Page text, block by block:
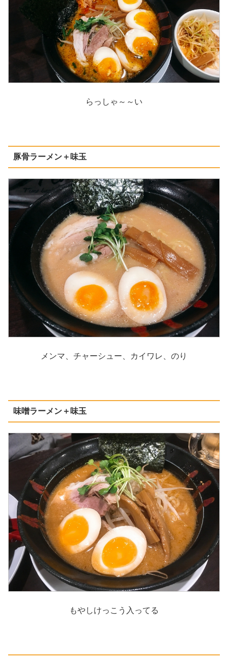
らっしゃ～～い
豚骨ラーメン＋味玉
メンマ、チャーシュー、カイワレ、のり
味噌ラーメン＋味玉
もやしけっこう入ってる